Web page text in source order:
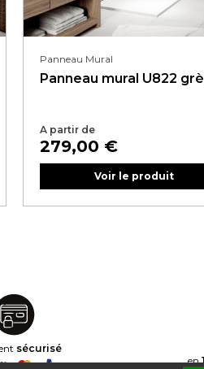
Panneau Mural
Panneau mural U822
A partir de
Prix
279,00 €
Voir le produit
sécurisé
en